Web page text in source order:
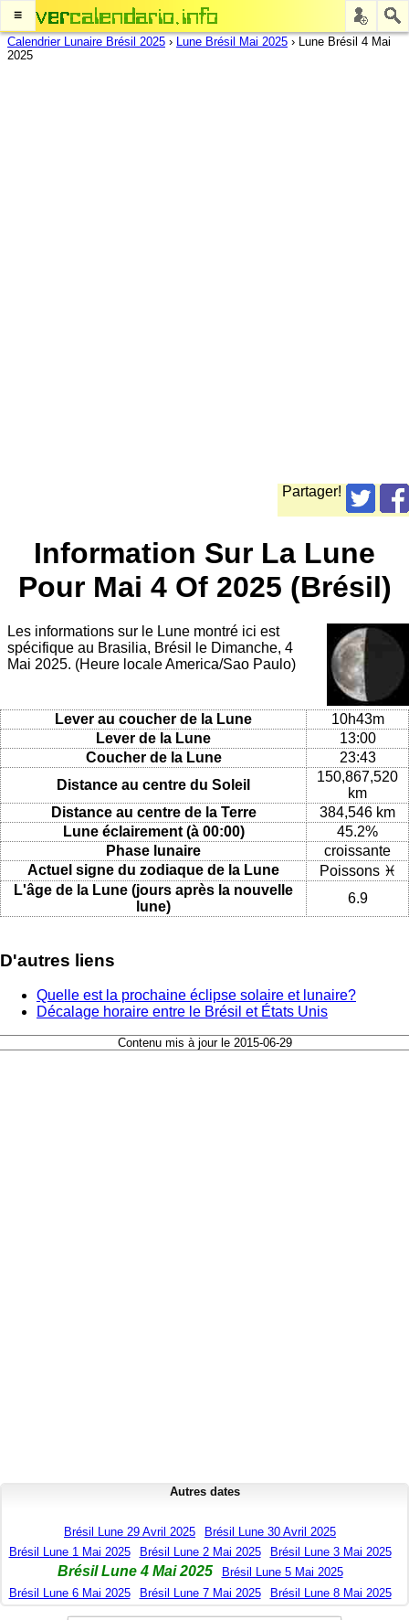
≡
Calendrier Lunaire Brésil 2025 › Lune Brésil Mai 2025 › Lune Brésil 4 Mai
2025
Partager!
Information Sur La Lune
Pour Mai 4 Of 2025 (Brésil)
Les informations sur le Lune montré ici est
spécifique au Brasilia, Brésil le Dimanche, 4
Mai 2025. (Heure locale America/Sao Paulo)
Lever au coucher de la Lune
10h43m
Lever de la Lune
13:00
Coucher de la Lune
23:43
Distance au centre du Soleil
150,867,520
km
Distance au centre de la Terre
384,546 km
Lune éclairement (à 00:00)
45.2%
Phase lunaire
croissante
Actuel signe du zodiaque de la Lune
Poissons ♓
L'âge de la Lune (jours après la nouvelle
lune)
6.9
D'autres liens
Quelle est la prochaine éclipse solaire et lunaire?
Décalage horaire entre le Brésil et États Unis
Contenu mis à jour le 2015-06-29
Autres dates
Brésil Lune 29 Avril 2025
Brésil Lune 30 Avril 2025
Brésil Lune 1 Mai 2025
Brésil Lune 2 Mai 2025 Brésil Lune 3 Mai 2025
Brésil Lune 4 Mai 2025
Brésil Lune 5 Mai 2025
Brésil Lune 6 Mai 2025
Brésil Lune 7 Mai 2025 Brésil Lune 8 Mai 2025